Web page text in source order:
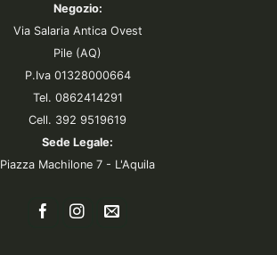
Negozio:
Via Salaria Antica Ovest
Pile (AQ)
P.Iva 01328000664
Tel. 0862414291
Cell. 392 9519619
Sede Legale:
Piazza Machilone 7 - L'Aquila